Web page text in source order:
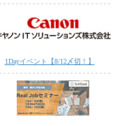
1Dayイベント【8/12〆切！】